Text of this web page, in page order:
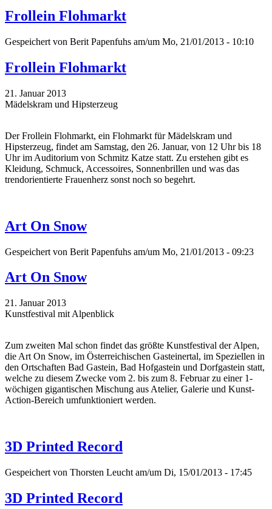
Frollein Flohmarkt
Gespeichert von Berit Papenfuhs am/um Mo, 21/01/2013 - 10:10
Frollein Flohmarkt
21. Januar 2013
Mädelskram und Hipsterzeug
Der Frollein Flohmarkt, ein Flohmarkt für Mädelskram und
Hipsterzeug, findet am Samstag, den 26. Januar, von 12 Uhr bis 18
Uhr im Auditorium von Schmitz Katze statt. Zu erstehen gibt es
Kleidung, Schmuck, Accessoires, Sonnenbrillen und was das
trendorientierte Frauenherz sonst noch so begehrt.
Art On Snow
Gespeichert von Berit Papenfuhs am/um Mo, 21/01/2013 - 09:23
Art On Snow
21. Januar 2013
Kunstfestival mit Alpenblick
Zum zweiten Mal schon findet das größte Kunstfestival der Alpen,
die Art On Snow, im Österreichischen Gasteinertal, im Speziellen in
den Ortschaften Bad Gastein, Bad Hofgastein und Dorfgastein statt,
welche zu diesem Zwecke vom 2. bis zum 8. Februar zu einer 1-
wöchigen gigantischen Mischung aus Atelier, Galerie und Kunst-
Action-Bereich umfunktioniert werden.
3D Printed Record
Gespeichert von Thorsten Leucht am/um Di, 15/01/2013 - 17:45
3D Printed Record